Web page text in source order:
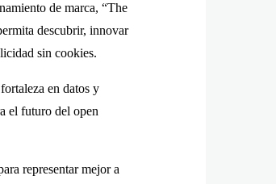
de marca, “The
descubrir, innovar
sin cookies.
en datos y
el futuro del open
representar mejor a